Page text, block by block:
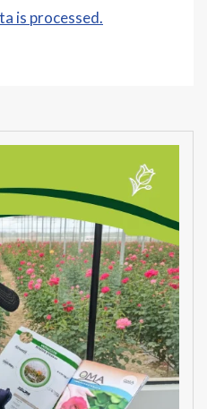
is processed.